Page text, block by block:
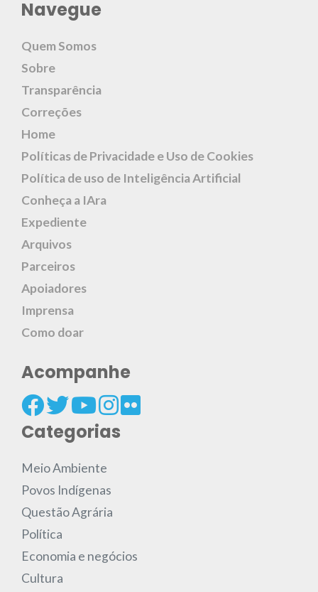
Navegue
Quem Somos
Sobre
Transparência
Correções
Home
Políticas de Privacidade e Uso de Cookies
Política de uso de Inteligência Artificial
Conheça a IAra
Expediente
Arquivos
Parceiros
Apoiadores
Imprensa
Como doar
Acompanhe
Categorias
Meio Ambiente
Povos Indígenas
Questão Agrária
Política
Economia e negócios
Cultura